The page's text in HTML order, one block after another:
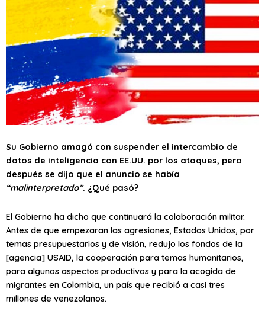
Su Gobierno amagó con suspender el intercambio de
datos de inteligencia con EE.UU. por los ataques, pero
después se dijo que el anuncio se había
“malinterpretado”. ¿Qué pasó?
El Gobierno ha dicho que continuará la colaboración militar.
Antes de que empezaran las agresiones, Estados Unidos, por
temas presupuestarios y de visión, redujo los fondos de la
[agencia] USAID, la cooperación para temas humanitarios,
para algunos aspectos productivos y para la acogida de
migrantes en Colombia, un país que recibió a casi tres
millones de venezolanos.